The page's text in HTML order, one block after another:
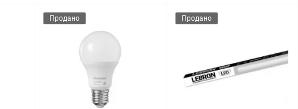
Продано Продано